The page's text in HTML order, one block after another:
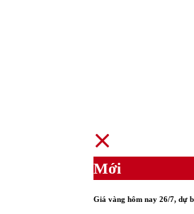
Mới
Giá vàng hôm nay 26/7, dự